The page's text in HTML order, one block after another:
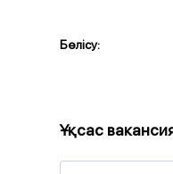
Бөлісу:
Ұқсас